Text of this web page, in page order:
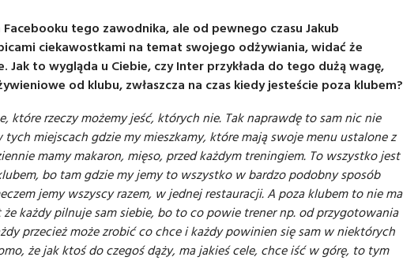
Facebooku tego zawodnika, ale od pewnego czasu Jakub
ciekawostkami na temat swojego odżywiania, widać że
Jak to wygląda u Ciebie, czy Inter przykłada do tego dużą wagę,
od klubu, zwłaszcza na czas kiedy jesteście poza klubem?
które rzeczy możemy jeść, których nie. Tak naprawdę to sam nic nie
tych miejscach gdzie my mieszkamy, które mają swoje menu ustalone z
mamy makaron, mięso, przed każdym treningiem. To wszystko jest
bo tam gdzie my jemy to wszystko w bardzo podobny sposób
jemy wszyscy razem, w jednej restauracji. A poza klubem to nie ma
każdy pilnuje sam siebie, bo to co powie trener np. od przygotowania
przecież może zrobić co chce i każdy powinien się sam w niektórych
że jak ktoś do czegoś dąży, ma jakieś cele, chce iść w górę, to tym